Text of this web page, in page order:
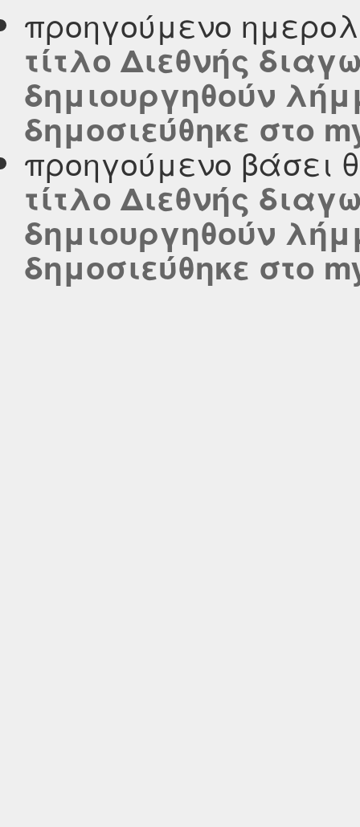
προηγούμενο
τίτλο Διεθνής
δημιουργηθούν
δημοσιεύθηκε στο
προηγούμενο βάσει
τίτλο Διεθνής
δημιουργηθούν
δημοσιεύθηκε στο